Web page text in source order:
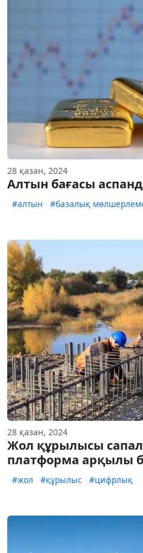
28 қазан, 2024
Алтын бағасы
#алтын #базалық
28 қазан, 2024
Жол құрылысы
платформа арқылы
#жол #құрылыс #цифрлық